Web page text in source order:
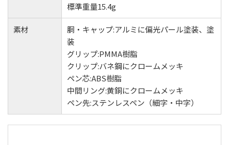
標準重量15.4g
素材
胴・キャップ:アルミに偏光パール塗装、塗
装
グリップ:PMMA樹脂
クリップ:バネ鋼にクロームメッキ
ペン芯:ABS樹脂
中間リング:黄銅にクロームメッキ
ペン先:ステンレスペン（細字・中字）